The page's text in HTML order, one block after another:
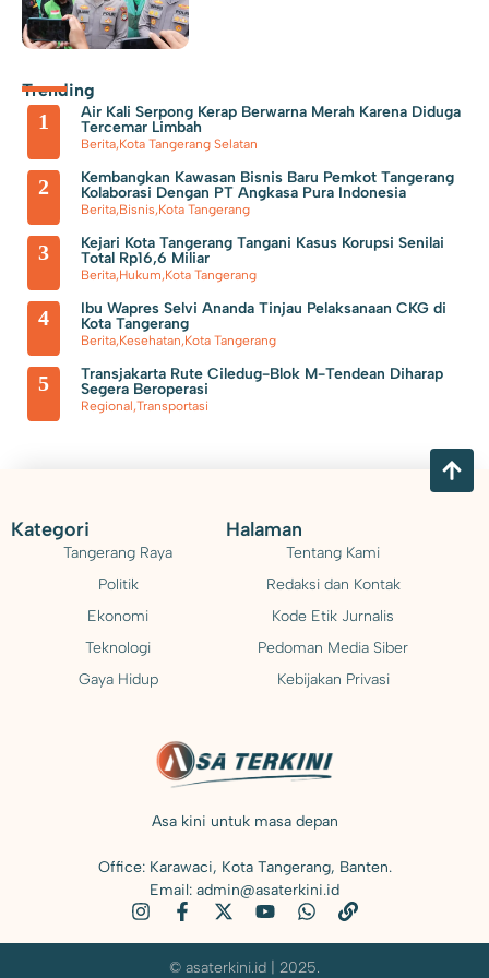
Polsek Neglasari Tangkap Pengedar Obat Keras dengan 1.785
Barang Bukti
Trending
1
Air Kali Serpong Kerap Berwarna Merah Karena Diduga
Tercemar Limbah
Berita,Kota Tangerang Selatan
2
Kembangkan Kawasan Bisnis Baru Pemkot Tangerang
Kolaborasi Dengan PT Angkasa Pura Indonesia
Berita,Bisnis,Kota Tangerang
3
Kejari Kota Tangerang Tangani Kasus Korupsi Senilai
Total Rp16,6 Miliar
Berita,Hukum,Kota Tangerang
4
Ibu Wapres Selvi Ananda Tinjau Pelaksanaan CKG di
Kota Tangerang
Berita,Kesehatan,Kota Tangerang
5
Transjakarta Rute Ciledug-Blok M-Tendean Diharap
Segera Beroperasi
Regional,Transportasi
Kategori
Tangerang Raya
Politik
Ekonomi
Teknologi
Gaya Hidup
Halaman
Tentang Kami
Redaksi dan Kontak
Kode Etik Jurnalis
Pedoman Media Siber
Kebijakan Privasi
Asa kini untuk masa depan
Office: Karawaci, Kota Tangerang, Banten.
Email: admin@asaterkini.id
© asaterkini.id | 2025.